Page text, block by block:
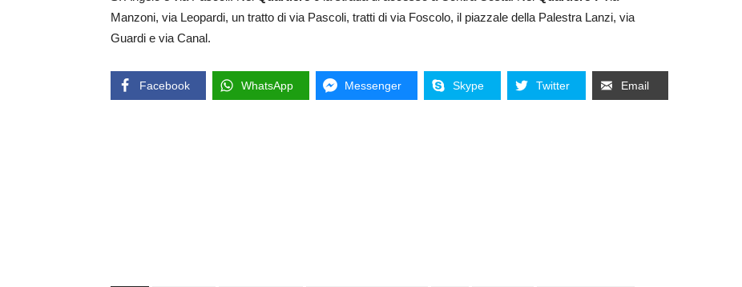
Manzoni, via Leopardi, un tratto di via Pascoli, tratti di via Foscolo, il piazzale della Palestra Lanzi, via
Guardi e via Canal.
Facebook WhatsApp Messenger Skype Twitter Email